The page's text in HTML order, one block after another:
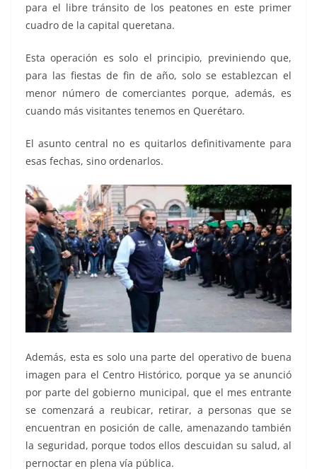
para el libre tránsito de los peatones en este primer
cuadro de la capital queretana.
Esta operación es solo el principio, previniendo que,
para las fiestas de fin de año, solo se establezcan el
menor número de comerciantes porque, además, es
cuando más visitantes tenemos en Querétaro.
El asunto central no es quitarlos definitivamente para
esas fechas, sino ordenarlos.
Además, esta es solo una parte del operativo de buena
imagen para el Centro Histórico, porque ya se anunció
por parte del gobierno municipal, que el mes entrante
se comenzará a reubicar, retirar, a personas que se
encuentran en posición de calle, amenazando también
la seguridad, porque todos ellos descuidan su salud, al
pernoctar en plena vía pública.